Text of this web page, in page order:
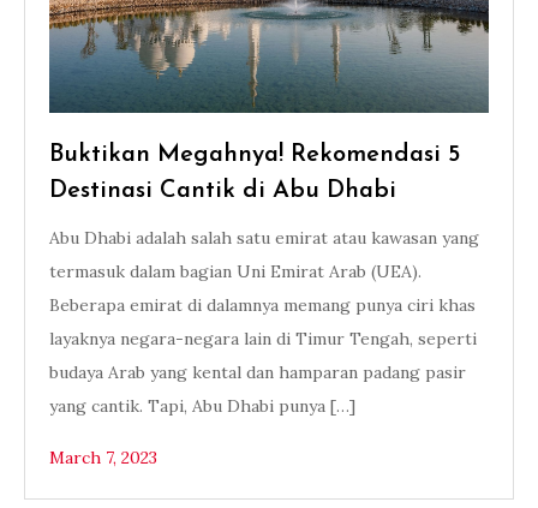
Buktikan Megahnya! Rekomendasi 5
Destinasi Cantik di Abu Dhabi
Abu Dhabi adalah salah satu emirat atau kawasan yang
termasuk dalam bagian Uni Emirat Arab (UEA).
Beberapa emirat di dalamnya memang punya ciri khas
layaknya negara-negara lain di Timur Tengah, seperti
budaya Arab yang kental dan hamparan padang pasir
yang cantik. Tapi, Abu Dhabi punya […]
March 7, 2023